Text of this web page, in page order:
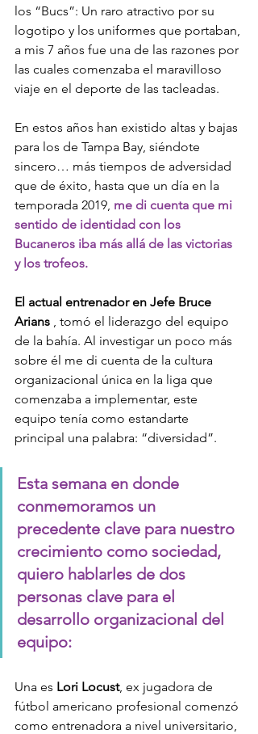
los “Bucs”: Un raro atractivo por su
logotipo y los uniformes que portaban,
a mis 7 años fue una de las razones por
las cuales comenzaba el maravilloso
viaje en el deporte de las tacleadas.
En estos años han existido altas y bajas
para los de Tampa Bay, siéndote
sincero… más tiempos de adversidad
que de éxito, hasta que un día en la
temporada 2019, me di cuenta que mi
sentido de identidad con los
Bucaneros iba más allá de las victorias
y los trofeos.
El actual entrenador en Jefe Bruce
Arians , tomó el liderazgo del equipo
de la bahía. Al investigar un poco más
sobre él me di cuenta de la cultura
organizacional única en la liga que
comenzaba a implementar, este
equipo tenía como estandarte
principal una palabra: “diversidad”.
Esta semana en donde
conmemoramos un
precedente clave para nuestro
crecimiento como sociedad,
quiero hablarles de dos
personas clave para el
desarrollo organizacional del
equipo:
Una es Lori Locust, ex jugadora de
fútbol americano profesional comenzó
como entrenadora a nivel universitario,